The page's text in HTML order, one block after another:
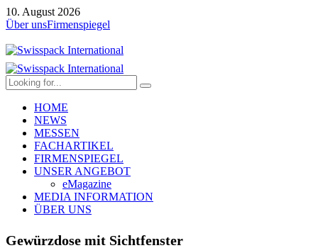
10. August 2026
Über unsFirmenspiegel
HOME
NEWS
MESSEN
FACHARTIKEL
FIRMENSPIEGEL
UNSER ANGEBOT
eMagazine
MEDIA INFORMATION
ÜBER UNS
Gewürzdose mit Sichtfenster